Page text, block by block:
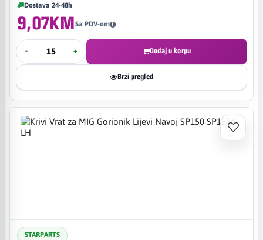
Dostava 24-48h
9,07KMSa PDV-om
- + Dodaj u korpu
Brzi pregled
STARPARTS